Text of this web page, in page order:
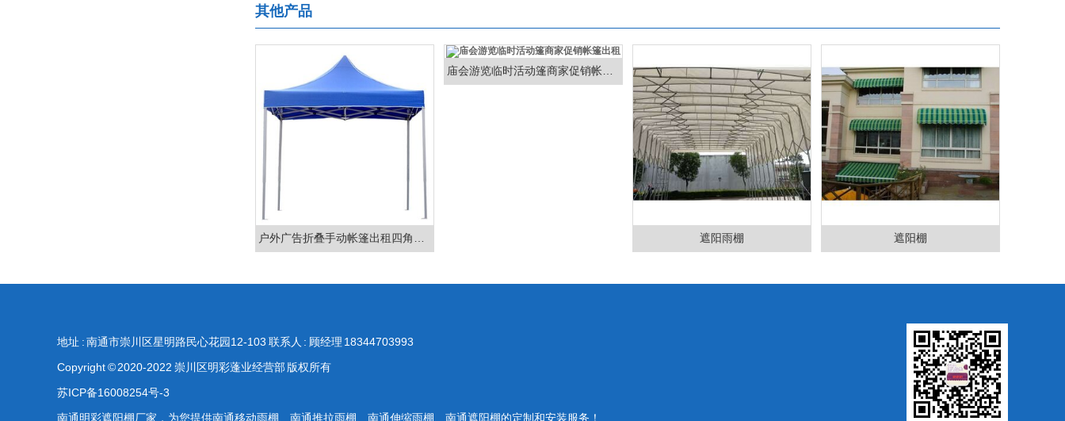
其他产品
遮阳雨棚 遮阳棚
地址 : 南通市崇川区星明路民心花园12-103 联系人 : 顾经理 18344703993
Copyright © 2020-2022 崇川区明彩蓬业经营部 版权所有
苏ICP备16008254号-3
南通明彩遮阳棚厂家，为您提供南通移动雨棚 南通推拉雨棚 、南通伸缩雨棚、 南通遮阳棚的定制和安装服务！